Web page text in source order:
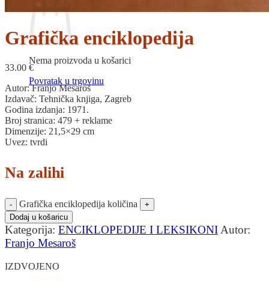
Nema proizvoda u košarici
Povratak u trgovinu
Grafička enciklopedija
33.00 €
Autor: Franjo Mesaroš
Izdavač: Tehnička knjiga, Zagreb
Godina izdanja: 1971.
Broj stranica: 479 + reklame
Dimenzije: 21,5×29 cm
Uvez: tvrdi
Na zalihi
Grafička enciklopedija količina
Dodaj u košaricu
Kategorija: ENCIKLOPEDIJE I LEKSIKONI Autor:
Franjo Mesaroš
IZDVOJENO